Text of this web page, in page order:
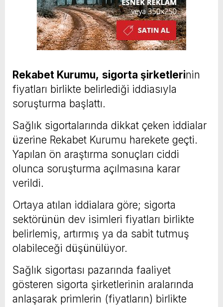
Rekabet Kurumu, sigorta şirketlerinin
fiyatları birlikte belirlediği iddiasıyla
soruşturma başlattı.
Sağlık sigortalarında dikkat çeken iddialar
üzerine Rekabet Kurumu harekete geçti.
Yapılan ön araştırma sonuçları ciddi
olunca soruşturma açılmasına karar
verildi.
Ortaya atılan iddialara göre; sigorta
sektörünün dev isimleri fiyatları birlikte
belirlemiş, artırmış ya da sabit tutmuş
olabileceği düşünülüyor.
Sağlık sigortası pazarında faaliyet
gösteren sigorta şirketlerinin aralarında
anlaşarak primlerin (fiyatların) birlikte